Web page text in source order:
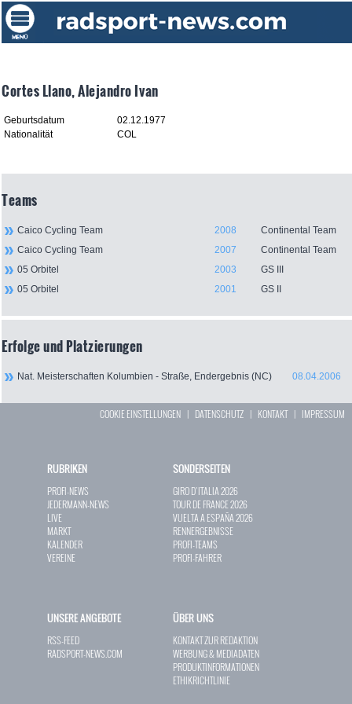
Cortes Llano, Alejandro Ivan
Geburtsdatum
02.12.1977
Nationalität
COL
Teams
Caico Cycling Team 2008
Continental Team
Caico Cycling Team
2007
Continental Team
05 Orbitel
2003
GS III
05 Orbitel
2001 GS II
Erfolge und Platzierungen
Nat. Meisterschaften Kolumbien - Straße, Endergebnis (NC) 08.04.2006
COOKIE EINSTELLUNGEN | DATENSCHUTZ | KONTAKT| IMPRESSUM
RUBRIKEN
PROFI-NEWS
JEDERMANN-NEWS
LIVE
MARKT
KALENDER
VEREINE
SONDERSEITEN
GIRO D`ITALIA 2026
TOUR DE FRANCE 2026
VUELTA A ESPAÑA 2026
RENNERGEBNISSE
PROFI-TEAMS
PROFI-FAHRER
UNSERE ANGEBOTE
RSS-FEED
RADSPORT-NEWS.COM
ÜBER UNS
KONTAKT ZUR REDAKTION
WERBUNG & MEDIADATEN
PRODUKTINFORMATIONEN
ETHIKRICHTLINIE